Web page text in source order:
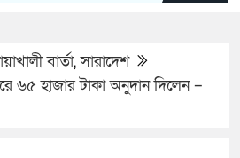
বার্তা,সারাদেশ
৬৫ হাজার টাকা অনুদান দিলেন –